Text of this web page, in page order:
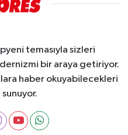
temasıyla sizleri
bir araya getiriyor.
haber okuyabilecekleri
sunuyor.